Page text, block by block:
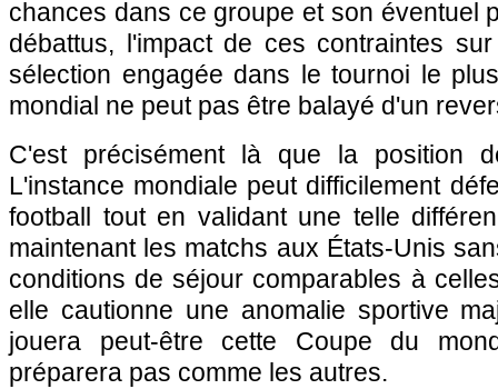
chances dans ce groupe et son éventuel
débattus, l'impact de ces contraintes
sélection engagée dans le tournoi le
mondial ne peut pas être balayé d'un
C'est précisément là que la position
L'instance mondiale peut difficilement
football tout en validant une telle
maintenant les matchs aux États-Unis
conditions de séjour comparables à
elle cautionne une anomalie sportive
jouera peut-être cette Coupe du
préparera pas comme les autres.